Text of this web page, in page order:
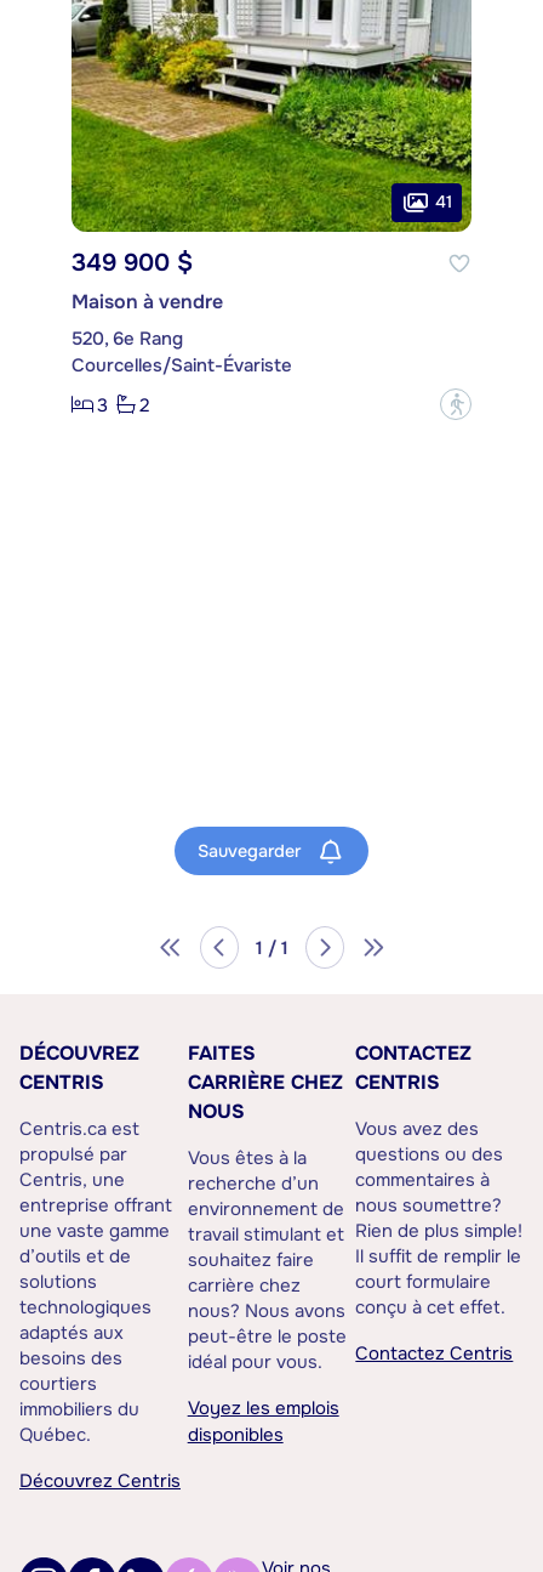
41
349 900 $
Maison à vendre
520, 6e Rang
Courcelles/Saint-Évariste
3
2 ?
Sauvegarder
1 / 1
DÉCOUVREZ
CENTRIS
Centris.ca est
propulsé par
Centris, une
entreprise offrant
une vaste gamme
d’outils et de
solutions
technologiques
adaptés aux
besoins des
courtiers
immobiliers du
Québec.
Découvrez Centris
FAITES
CARRIÈRE CHEZ
NOUS
Vous êtes à la
recherche d’un
environnement de
travail stimulant et
souhaitez faire
carrière chez
nous? Nous avons
peut-être le poste
idéal pour vous.
Voyez les emplois
disponibles
CONTACTEZ
CENTRIS
Vous avez des
questions ou des
commentaires à
nous soumettre?
Rien de plus simple!
Il suffit de remplir le
court formulaire
conçu à cet effet.
Contactez Centris